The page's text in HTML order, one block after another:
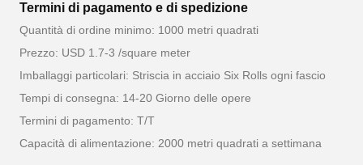
Termini di pagamento e di spedizione
Quantità di ordine minimo: 1000 metri quadrati
Prezzo: USD 1.7-3 /square meter
Imballaggi particolari: Striscia in acciaio Six Rolls ogni fascio
Tempi di consegna: 14-20 Giorno delle opere
Termini di pagamento: T/T
Capacità di alimentazione: 2000 metri quadrati a settimana